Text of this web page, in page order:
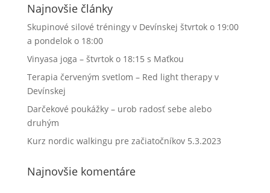
Najnovšie články
Skupinové silové tréningy v Devínskej štvrtok o 19:00
a pondelok o 18:00
Vinyasa joga – štvrtok o 18:15 s Maťkou
Terapia červeným svetlom – Red light therapy v
Devínskej
Darčekové poukážky – urob radosť sebe alebo
druhým
Kurz nordic walkingu pre začiatočníkov 5.3.2023
Najnovšie komentáre